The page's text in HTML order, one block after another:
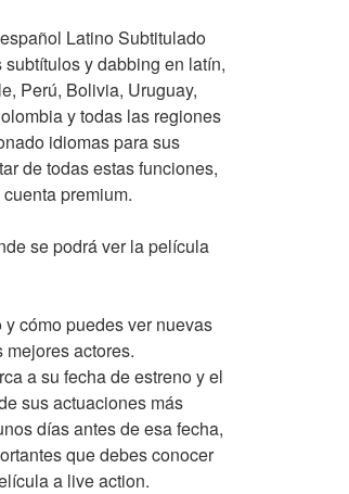
Latino Subtitulado
y dabbing en latín,
Perú, Bolivia, Uruguay,
y todas las regiones
idiomas para sus
de todas estas funciones,
premium.
se podrá ver la película
cómo puedes ver nuevas
actores.
a su fecha de estreno y el
sus actuaciones más
días antes de esa fecha,
que debes conocer
a live action.